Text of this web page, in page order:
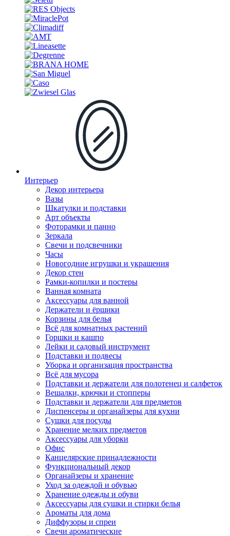
Интерьер
Декор интерьера
Вазы
Шкатулки и подставки
Арт объекты
Фоторамки и панно
Зеркала
Свечи и подсвечники
Часы
Новогодние игрушки и украшения
Декор стен
Рамки-копилки и постеры
Ванная комната
Аксессуары для ванной
Держатели и ёршики
Корзины для белья
Всё для комнатных растений
Горшки и кашпо
Лейки и садовый инструмент
Подставки и подвесы
Уборка и организация пространства
Всё для мусора
Подставки и держатели для полотенец и салфеток
Вешалки, крючки и стопперы
Подставки и держатели для предметов
Диспенсеры и органайзеры для кухни
Сушки для посуды
Хранение мелких предметов
Аксессуары для уборки
Офис
Канцелярские принадлежности
Функциональный декор
Органайзеры и хранение
Уход за одеждой и обувью
Хранение одежды и обуви
Аксессуары для сушки и стирки белья
Ароматы для дома
Диффузоры и спреи
Свечи ароматические